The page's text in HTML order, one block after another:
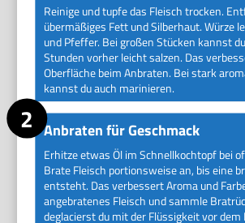
Reinige und tupfe das Fleisch trocken.
übermäßiges Fett und Silberhaut. Würze
und Pfeffer. Bei großen Stücken kannst
Stunden vorher leicht salzen. Das
Oberfläche beim Anbraten. Bei stark
kannst du auch marinieren.
Anbraten für Geschmack
Erhitze etwas Öl im Schnellkochtopf bei
Brate Fleisch portionsweise an, bis eine
entsteht. Das verbessert Aroma und
angebratenes Fleisch und sammle
deglacierst du mit der Flüssigkeit vor dem